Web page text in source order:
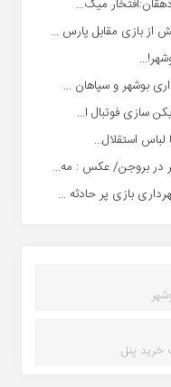
میک...
از بازی مقابل پارس ...
بوشهر و سپاهان ...
سازی فوتبال ا...
استقلال...
در بروجن/ عکس : مه...
بازی پر حادثه ...